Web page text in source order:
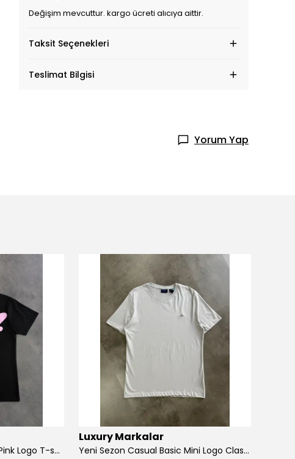
Değişim mevcuttur. kargo ücreti alıcıya aittir.
Taksit Seçenekleri
Teslimat Bilgisi
Yorum Yap
Yeni Sezon Back To Print Pink Logo T-shirt
Luxury Markalar
Yeni Sezon Casual Basic Mini Logo Classic T-shirt